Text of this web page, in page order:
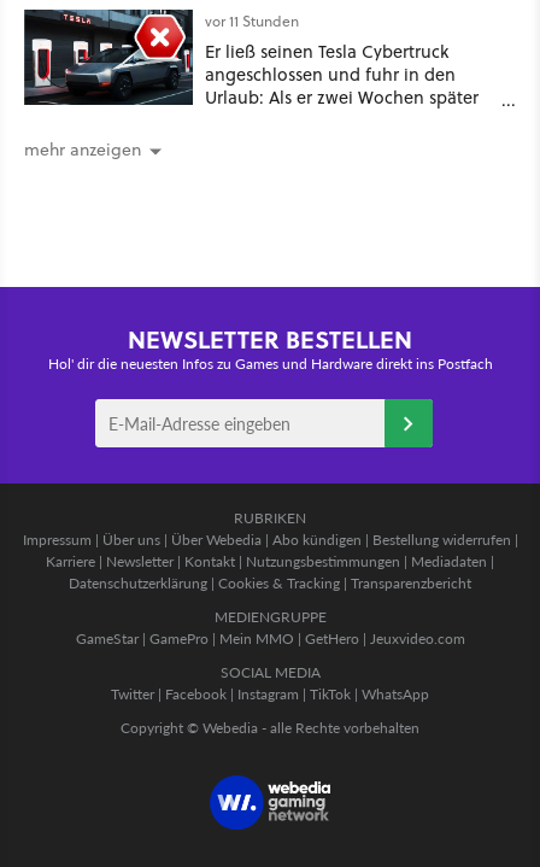
vor 11 Stunden
Er ließ seinen Tesla Cybertruck
angeschlossen und fuhr in den
Urlaub: Als er zwei Wochen später
mehr anzeigen
NEWSLETTER BESTELLEN
Hol' dir die neuesten Infos zu Games und Hardware direkt ins Postfach
RUBRIKEN
Impressum | Über uns| Über Webedia | Abo kündigen | Bestellung widerrufen |
Karriere | Newsletter | Kontakt | Nutzungsbestimmungen | Mediadaten |
Datenschutzerklärung | Cookies & Tracking | Transparenzbericht
MEDIENGRUPPE
GameStar| GamePro | Mein MMO | GetHero | Jeuxvideo.com
SOCIAL MEDIA
Twitter | Facebook | Instagram | TikTok | WhatsApp
Copyright © Webedia - alle Rechte vorbehalten